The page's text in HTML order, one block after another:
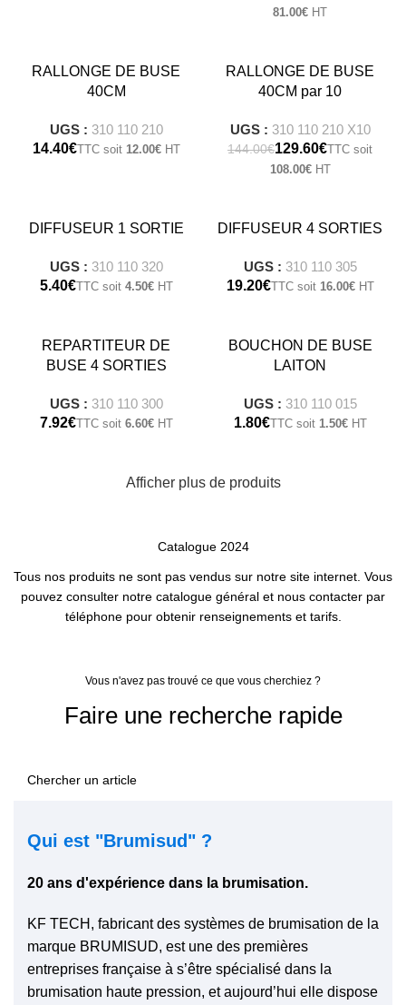
81.00€
RALLONGE DE BUSE
40CM
UGS : 310 110 210
€
12.00€
-10%RALLONGE DE BUSE
40CM par 10
UGS : 310 110 210 X10
144.00€129.60€
108.00€
DIFFUSEUR 1 SORTIE
UGS : 310 110 320
€
4.50€
DIFFUSEUR 4 SORTIES
UGS : 310 110 305
€
16.00€
REPARTITEUR DE
BUSE 4 SORTIES
UGS : 310 110 300
€
6.60€
-20%BOUCHON DE BUSE
LAITON
UGS : 310 110 015
€
1.50€
Afficher plus de produits
Catalogue 2024
Tous nos produits ne sont pas vendus sur notre site internet. Vous
pouvez consulter notre catalogue général et nous contacter par
téléphone pour obtenir renseignements et tarifs.
Vous n'avez pas trouvé ce que vous cherchiez ?
Faire une recherche rapide
Qui est "Brumisud" ?
20 ans d'expérience dans la brumisation.
KF TECH, fabricant des systèmes de brumisation de la
marque BRUMISUD, est une des premières
entreprises française à s’être spécialisé dans la
brumisation haute pression, et aujourd’hui elle dispose